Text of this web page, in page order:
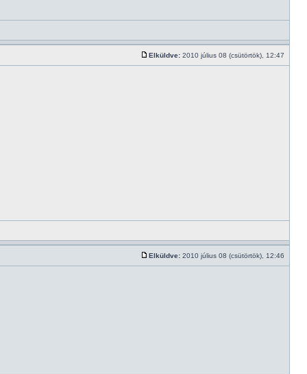
Elküldve: 2010 július 08 (csütörtök), 12:47
Elküldve: 2010 július 08 (csütörtök), 12:46